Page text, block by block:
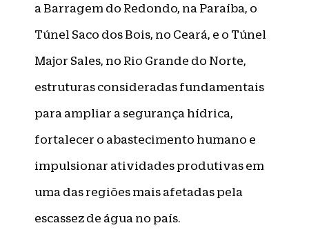
a Barragem do Redondo, na Paraíba, o
Túnel Saco dos Bois, no Ceará, e o Túnel
Major Sales, no Rio Grande do Norte,
estruturas consideradas fundamentais
para ampliar a segurança hídrica,
fortalecer o abastecimento humano e
impulsionar atividades produtivas em
uma das regiões mais afetadas pela
escassez de água no país.